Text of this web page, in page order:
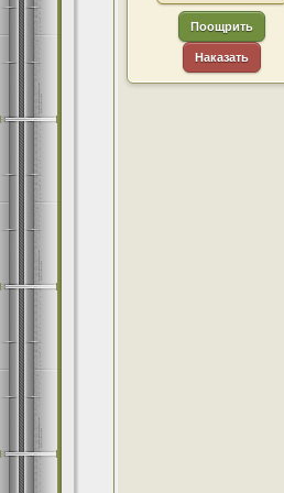
Поощрить
Наказать